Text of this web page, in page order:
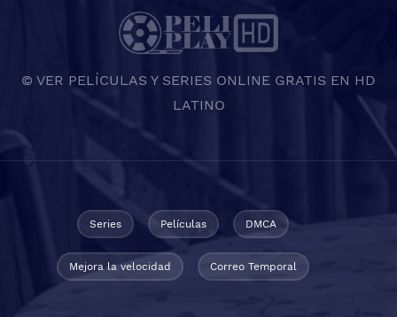
© VER PELÍCULAS Y SERIES ONLINE GRATIS EN HD
LATINO
Series Películas DMCA
Mejora la velocidad Correo Temporal